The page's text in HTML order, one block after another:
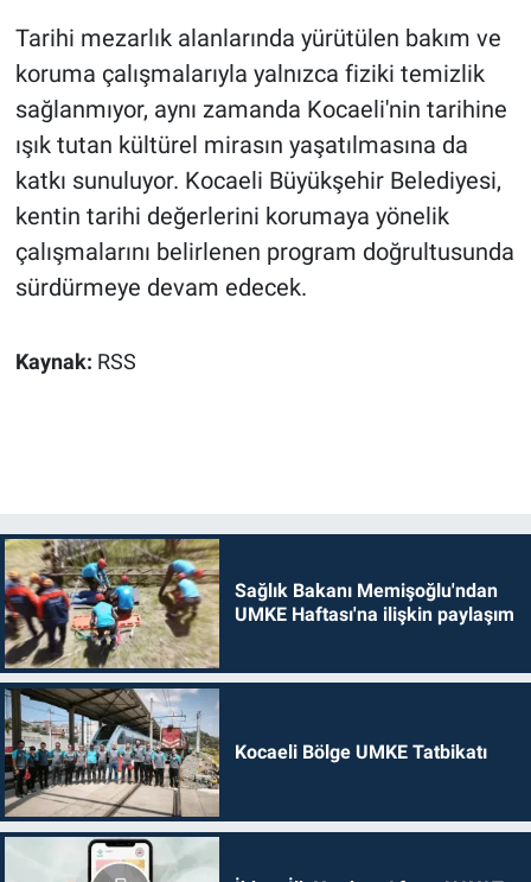
Tarihi mezarlık alanlarında yürütülen bakım ve
koruma çalışmalarıyla yalnızca fiziki temizlik
sağlanmıyor, aynı zamanda Kocaeli'nin tarihine
ışık tutan kültürel mirasın yaşatılmasına da
katkı sunuluyor. Kocaeli Büyükşehir Belediyesi,
kentin tarihi değerlerini korumaya yönelik
çalışmalarını belirlenen program doğrultusunda
sürdürmeye devam edecek.
Kaynak: RSS
Sağlık Bakanı Memişoğlu'ndan
UMKE Haftası'na ilişkin paylaşım
Kocaeli Bölge UMKE Tatbikatı